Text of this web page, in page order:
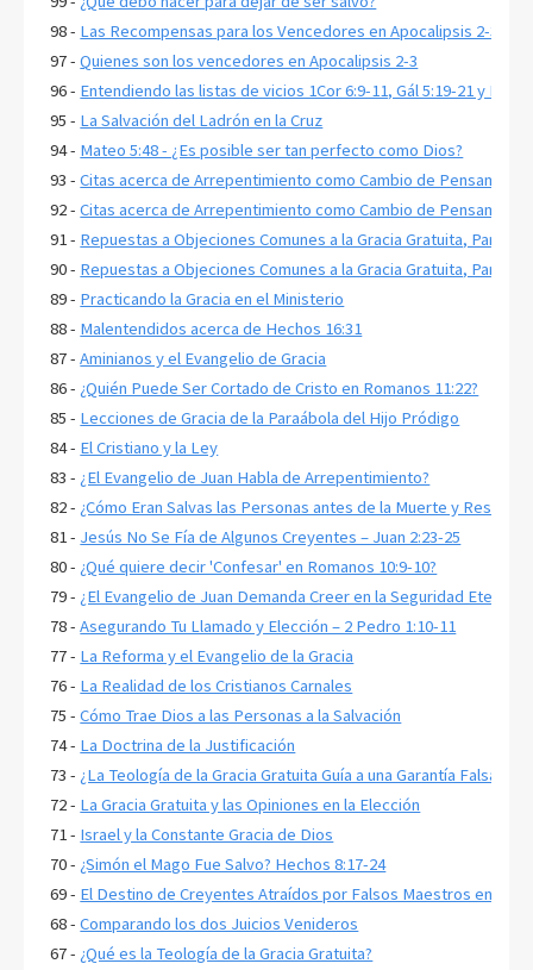
98 - Las Recompensas para los Vencedores en Apocalipsis 2-3
97 -Quienes son los vencedores en Apocalipsis 2-3
96 - Entendiendo las listas de vicios 1Cor 6:9-11, Gál 5:19-21 y Ef
95 - La Salvación del Ladrón en la Cruz
94 - Mateo 5:48 - ¿Es posible ser tan perfecto como Dios?
93 -Citas acerca de Arrepentimiento como Cambio de
92 -Citas acerca de Arrepentimiento como Cambio de
91 - Repuestas a Objeciones Comunes a la Gracia Gratuita, Parte 2
90 - Repuestas a Objeciones Comunes a la Gracia Gratuita, Parte 1
89 - Practicando la Gracia en el Ministerio
88 - Malentendidos acerca de Hechos 16:31
87 -Aminianos y el Evangelio de Gracia
86 - ¿Quién Puede Ser Cortado de Cristo en Romanos 11:22?
85 - Lecciones de Gracia de la Paraábola del Hijo Pródigo
84 - El Cristiano y la Ley
83 - ¿El Evangelio de Juan Habla de Arrepentimiento?
82 - ¿Cómo Eran Salvas las Personas antes de la Muerte y
81 - Jesús No Se Fía de Algunos Creyentes – Juan 2:23-25
80 - ¿Qué quiere decir 'Confesar' en Romanos 10:9-10?
79 - ¿El Evangelio de Juan Demanda Creer en la Seguridad Eterna
78 -Asegurando Tu Llamado y Elección – 2 Pedro 1:10-11
77 - La Reforma y el Evangelio de la Gracia
76 - La Realidad de los Cristianos Carnales
75 -Cómo Trae Dios a las Personas a la Salvación
74 - La Doctrina de la Justificación
73 - ¿La Teología de la Gracia Gratuita Guía a una Garantía Falsa?
72 - La Gracia Gratuita y las Opiniones en la Elección
71 - Israel y la Constante Gracia de Dios
70 - ¿Simón el Mago Fue Salvo? Hechos 8:17-24
69 - El Destino de Creyentes Atraídos por Falsos Maestros en 2
68 -Comparando los dos Juicios Venideros
67 - ¿Qué es la Teología de la Gracia Gratuita?